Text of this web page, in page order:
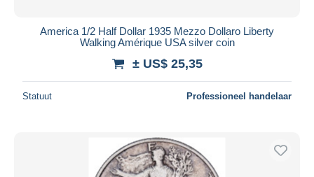
America 1/2 Half Dollar 1935 Mezzo Dollaro Liberty
Walking Amérique USA silver coin
± US$ 25,35
Statuut Professioneel handelaar